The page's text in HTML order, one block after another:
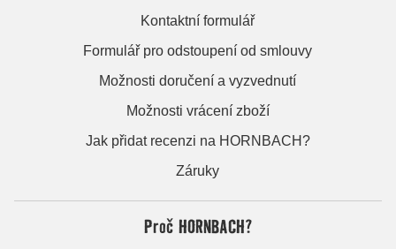
Kontaktní formulář
Formulář pro odstoupení od smlouvy
Možnosti doručení a vyzvednutí
Možnosti vrácení zboží
Jak přidat recenzi na HORNBACH?
Záruky
Proč HORNBACH?